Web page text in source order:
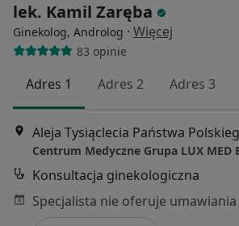
lek. Kamil Zaręba
Ginekolog, Androlog · Więcej
83 opinie
Adres 1 Adres 2 Adres 3
Konsultacja ginekologiczna